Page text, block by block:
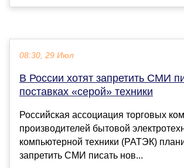
08:30, 29 Июл
В России хотят запретить СМИ
поставках «серой» техники
Российская ассоциация торговых
производителей бытовой
компьютерной техники (РАТЭК)
запретить СМИ писать нов...